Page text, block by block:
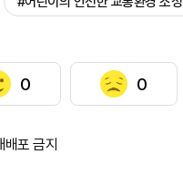
0 0
배포 금지